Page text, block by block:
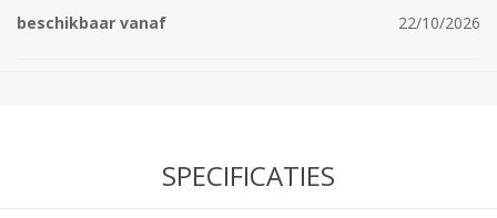
beschikbaar vanaf 22/10/2026
SPECIFICATIES